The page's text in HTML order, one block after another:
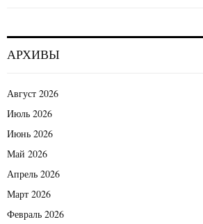
АРХИВЫ
Август 2026
Июль 2026
Июнь 2026
Май 2026
Апрель 2026
Март 2026
Февраль 2026